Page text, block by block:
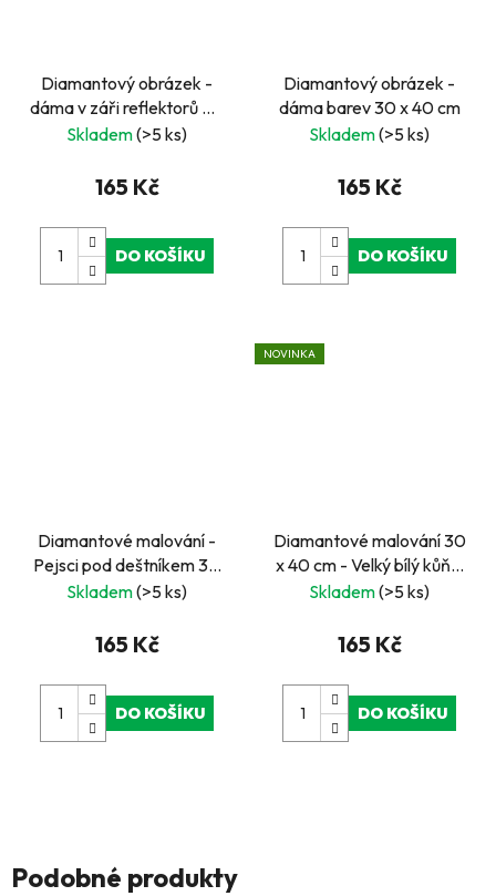
Diamantový obrázek -
dáma v záři reflektorů 30
x 40 cm
Skladem(>5 ks)
165 Kč
DO KOŠÍKU
Diamantový obrázek -
dáma barev 30 x 40 cm
Skladem(>5 ks)
165 Kč
DO KOŠÍKU
Diamantové malování -
Pejsci pod deštníkem 30
x 40 cm
Skladem(>5 ks)
165 Kč
DO KOŠÍKU
NOVINKA
Diamantové malování 30
x 40 cm - Velký bílý kůň v
mlze
Skladem(>5 ks)
165 Kč
DO KOŠÍKU
Podobné produkty